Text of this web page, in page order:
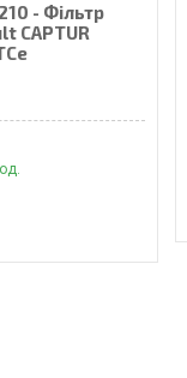
- Фільтр
CAPTUR